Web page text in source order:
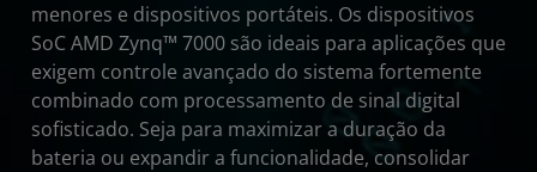
menores e dispositivos portáteis. Os dispositivos
SoC AMD Zynq™ 7000 são ideais para aplicações que
exigem controle avançado do sistema fortemente
combinado com processamento de sinal digital
sofisticado. Seja para maximizar a duração da
bateria ou expandir a funcionalidade, consolidar